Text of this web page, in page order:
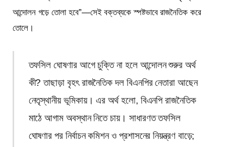
আন্দোলন গড়ে তোলা হবে”—সেই বক্তব্যকে স্পষ্টভাবে রাজনৈতিক করে
তোলে।
তফসিল ঘোষণার আগে চুক্তি না হলে আন্দোলন শুরুর অর্থ
কী? তাছাড়া বৃহৎ রাজনৈতিক দল বিএনপির নেতারা আছেন
নেতৃস্থানীয় ভূমিকায়। এর অর্থ হলো, বিএনপি রাজনৈতিক
মাঠে আগাম অবস্থান নিতে চায়। সাধারণত তফসিল
ঘোষণার পর নির্বাচন কমিশন ও প্রশাসনের নিয়ন্ত্রণ বাড়ে;